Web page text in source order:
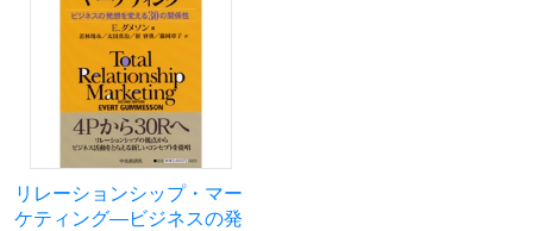
リレーションシップ・マー
ケティング―ビジネスの発